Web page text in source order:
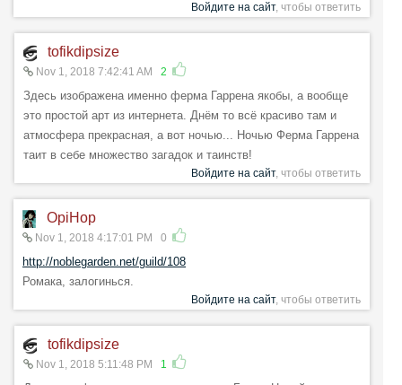
Войдите на сайт, чтобы ответить
tofikdipsize
Nov 1, 2018 7:42:41 AM 2
Здесь изображена именно ферма Гаррена якобы, а вообще
это простой арт из интернета. Днём то всё красиво там и
атмосфера прекрасная, а вот ночью... Ночью Ферма Гаррена
таит в себе множество загадок и таинств!
Войдите на сайт, чтобы ответить
OpiHop
Nov 1, 2018 4:17:01 PM 0
http://noblegarden.net/guild/108
Ромака, залогинься.
Войдите на сайт, чтобы ответить
tofikdipsize
Nov 1, 2018 5:11:48 PM 1